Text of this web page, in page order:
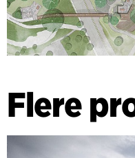
Flere